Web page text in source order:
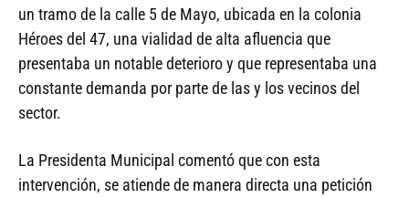
un tramo de la calle 5 de Mayo, ubicada en la colonia
Héroes del 47, una vialidad de alta afluencia que
presentaba un notable deterioro y que representaba una
constante demanda por parte de las y los vecinos del
sector.
La Presidenta Municipal comentó que con esta
intervención, se atiende de manera directa una petición